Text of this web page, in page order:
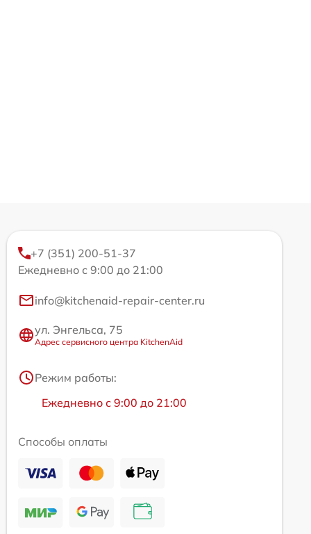
+7 (351) 200-51-37
Ежедневно с 9:00 до 21:00
info@kitchenaid-repair-center.ru
ул. Энгельса, 75
Адрес сервисного центра KitchenAid
Режим работы:
Ежедневно с 9:00 до 21:00
Способы оплаты